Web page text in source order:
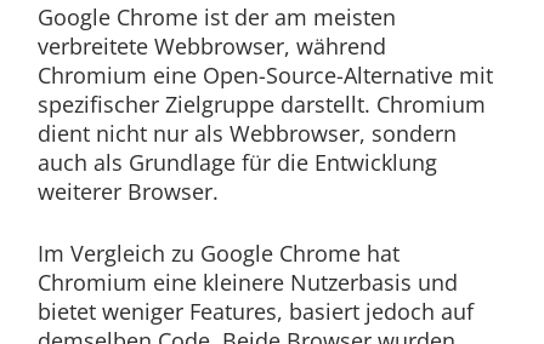
Google Chrome ist der am meisten
verbreitete Webbrowser, während
Chromium eine Open-Source-Alternative mit
spezifischer Zielgruppe darstellt. Chromium
dient nicht nur als Webbrowser, sondern
auch als Grundlage für die Entwicklung
weiterer Browser.
Im Vergleich zu Google Chrome hat
Chromium eine kleinere Nutzerbasis und
bietet weniger Features, basiert jedoch auf